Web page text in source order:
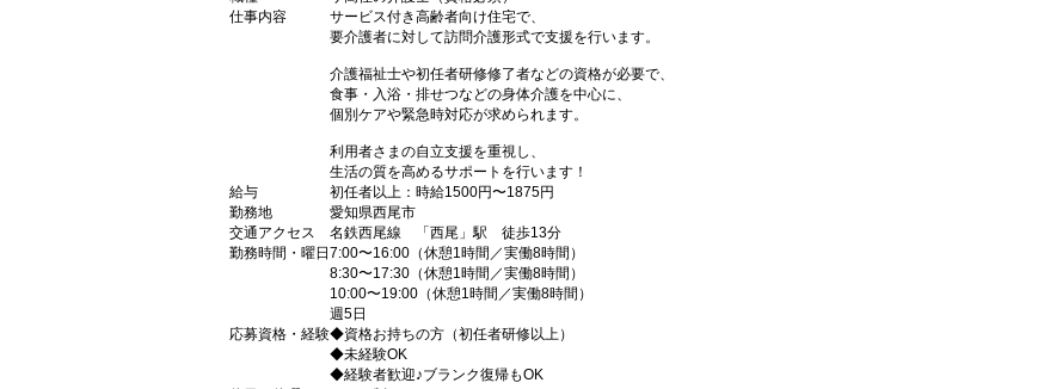
仕事内容
サービス付き高齢者向け住宅で、
要介護者に対して訪問介護形式で支援を行います。
介護福祉士や初任者研修修了者などの資格が必要で、
食事・入浴・排せつなどの身体介護を中心に、
個別ケアや緊急時対応が求められます。
利用者さまの自立支援を重視し、
生活の質を高めるサポートを行います！
給与
初任者以上：時給1500円〜1875円
勤務地
愛知県西尾市
交通アクセス
名鉄西尾線 「西尾」駅 徒歩13分
勤務時間・曜日 7:00〜16:00（休憩1時間／実働8時間）
8:30〜17:30（休憩1時間／実働8時間）
10:00〜19:00（休憩1時間／実働8時間）
週5日
応募資格・経験◆資格お持ちの方（初任者研修以上）
◆未経験OK
◆経験者歓迎♪ブランク復帰もOK